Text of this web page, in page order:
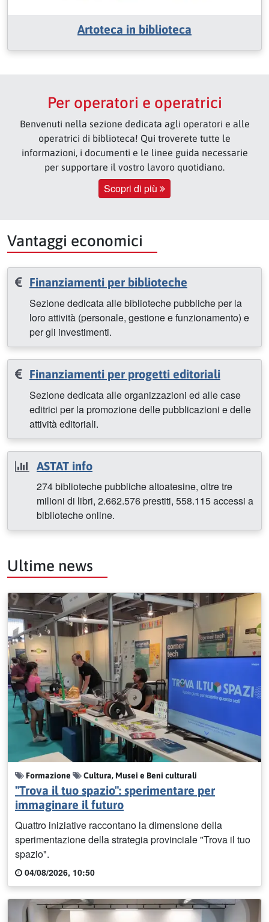
Artoteca in biblioteca
Per operatori e operatrici
Benvenuti nella sezione dedicata agli operatori e alle
operatrici di biblioteca! Qui troverete tutte le
informazioni, i documenti e le linee guida necessarie
per supportare il vostro lavoro quotidiano.
Scopri di più
Vantaggi economici
Finanziamenti per biblioteche
Sezione dedicata alle biblioteche pubbliche per la
loro attività (personale, gestione e funzionamento) e
per gli investimenti.
Finanziamenti per progetti editoriali
Sezione dedicata alle organizzazioni ed alle case
editrici per la promozione delle pubblicazioni e delle
attività editoriali.
ASTAT info
274 biblioteche pubbliche altoatesine, oltre tre
milioni di libri, 2.662.576 prestiti, 558.115 accessi a
biblioteche online.
Ultime news
Formazione Cultura, Musei e Beni culturali
"Trova il tuo spazio": sperimentare per
immaginare il futuro
Quattro iniziative raccontano la dimensione della
sperimentazione della strategia provinciale "Trova il tuo
spazio".
04/08/2026, 10:50